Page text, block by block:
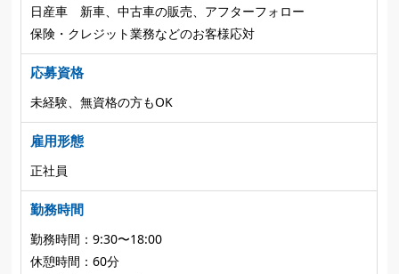
日産車 新車、中古車の販売、アフターフォロー
保険・クレジット業務などのお客様応対
応募資格
未経験、無資格の方もOK
雇用形態
正社員
勤務時間
勤務時間：9:30〜18:00
休憩時間：60分